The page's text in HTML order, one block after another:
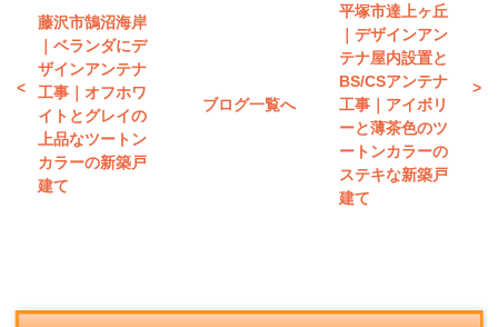
藤沢市鵠沼海岸
｜ベランダにデ
ザインアンテナ
工事｜オフホワ
イトとグレイの
上品なツートン
カラーの新築戸
建て
ブログ一覧へ
平塚市達上ヶ丘
｜デザインアン
テナ屋内設置と
BS/CSアンテナ
工事｜アイボリ
ーと薄茶色のツ
ートンカラーの
ステキな新築戸
建て